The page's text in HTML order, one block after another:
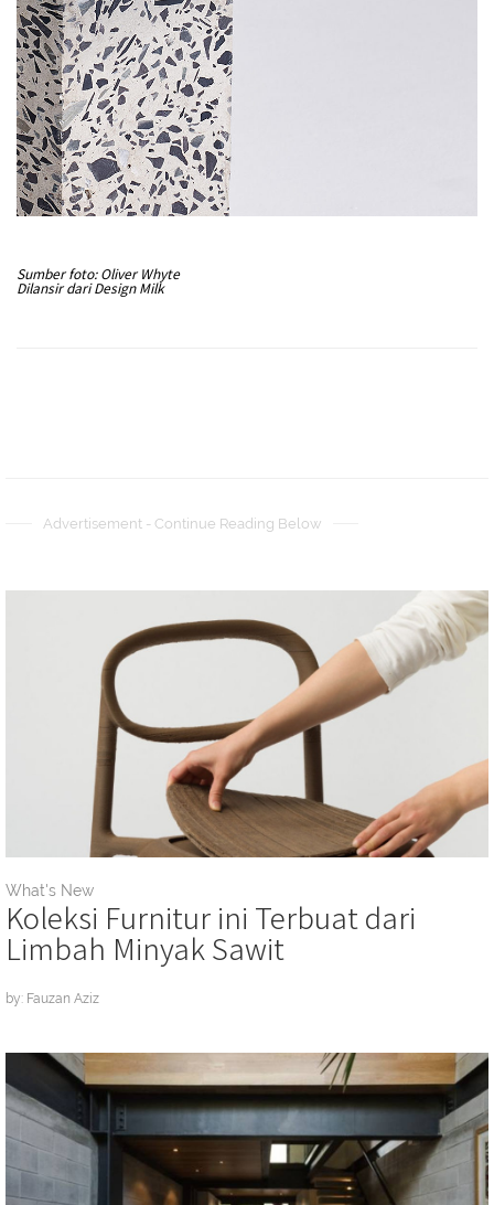
Sumber foto: Oliver Whyte
Dilansir dari Design Milk
Advertisement - Continue Reading Below
What's New
Koleksi Furnitur ini Terbuat dari
Limbah Minyak Sawit
by: Fauzan Aziz